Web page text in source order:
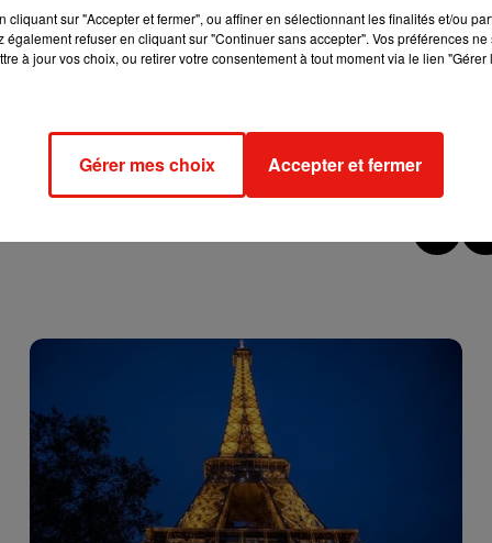
la chaussure en glissant son bras à travers l'œsophage du
Facebook."L'équipe vétérinaire a donc emmené Anuket pour
chirurgien animalier, est parvenu à retirer la chaussure
un certain temps avant de pouvoir rejoindre Sobek dans
cliquant sur "Accepter et fermer", ou affiner en sélectionnant les finalités et/ou
également refuser en cliquant sur "Continuer sans accepter". Vos préférences
à jour vos choix, ou retirer votre consentement à tout moment via le lien
Gérer mes choix Accepter et fermer